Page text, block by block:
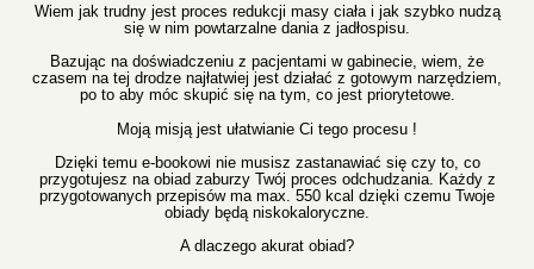
Wiem jak trudny jest proces redukcji masy ciała i jak szybko nudzą
się w nim powtarzalne dania z jadłospisu.
Bazując na doświadczeniu z pacjentami w gabinecie, wiem, że
czasem na tej drodze najłatwiej jest działać z gotowym narzędziem,
po to aby móc skupić się na tym, co jest priorytetowe.
Moją misją jest ułatwianie Ci tego procesu !
Dzięki temu e-bookowi nie musisz zastanawiać się czy to, co
przygotujesz na obiad zaburzy Twój proces odchudzania. Każdy z
przygotowanych przepisów ma max. 550 kcal dzięki czemu Twoje
obiady będą niskokaloryczne.
A dlaczego akurat obiad?